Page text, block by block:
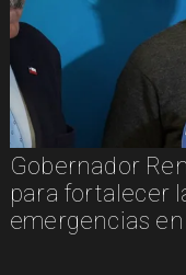
Gobernador
para fortalecer
emergencias